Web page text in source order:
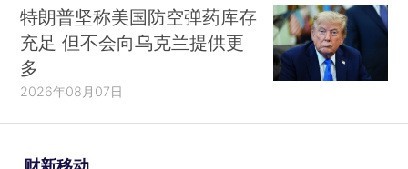
特朗普坚称美国防空弹药库存
充足 但不会向乌克兰提供更
多
2026年08月07日